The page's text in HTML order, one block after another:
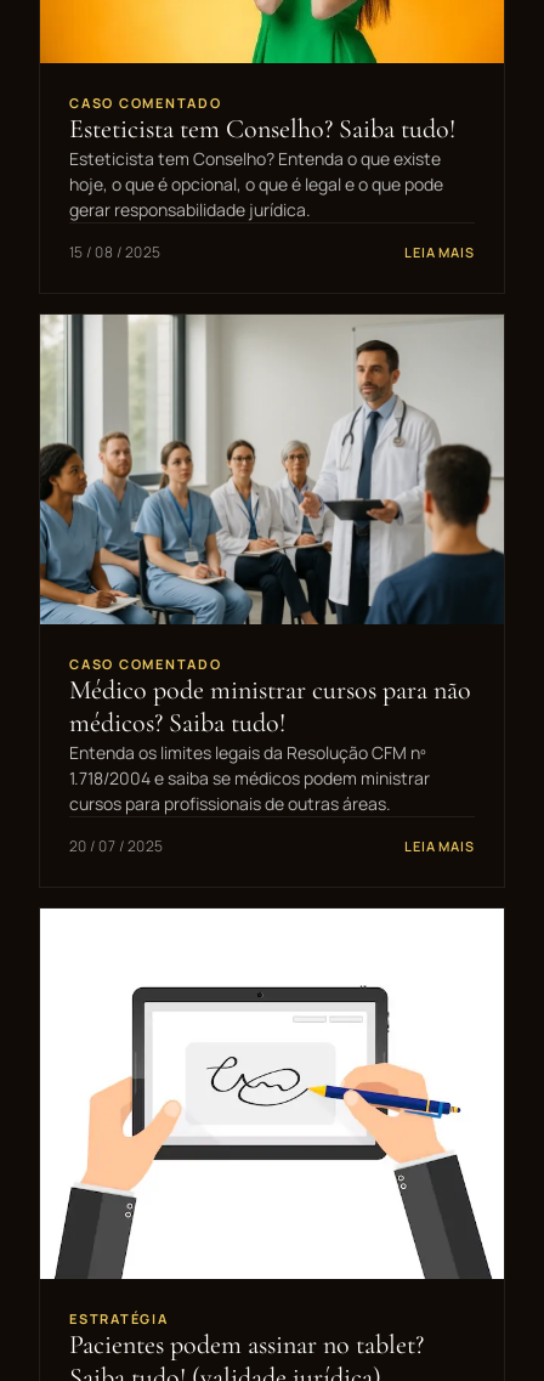
CASO COMENTADO
Esteticista tem Conselho? Saiba tudo!
Esteticista tem Conselho? Entenda o que existe
hoje, o que é opcional, o que é legal e o que pode
gerar responsabilidade jurídica.
15 / 08 / 2025 LEIA MAIS
CASO COMENTADO
Médico pode ministrar cursos para não
médicos? Saiba tudo!
Entenda os limites legais da Resolução CFM nº
1.718/2004 e saiba se médicos podem ministrar
cursos para profissionais de outras áreas.
20 / 07 / 2025 LEIA MAIS
ESTRATÉGIA
Pacientes podem assinar no tablet?